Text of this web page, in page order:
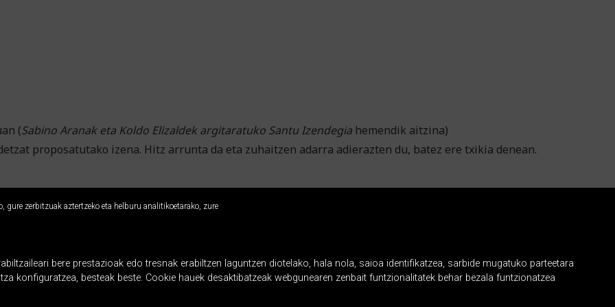
(Sabino Aranak eta Koldo Elizaldek argitaratuko Santu Izendegia hemendik aitzina)
proposatutako izena. Hitz arrunta da eta zuhaitzen adarra adierazten du, batez ere txikia denean.
zerbitzuak aztertzeko eta helburu analitikoetarako, zure
bere prestazioak edo tresnak erabiltzen laguntzen diotelako, hala nola, saioa identifikatzea, sarbide mugatuko parteetara
konfiguratzea, besteak beste. Cookie hauek desaktibatzeak webgunearen zenbait funtzionalitatek behar bezala funtzionatzea